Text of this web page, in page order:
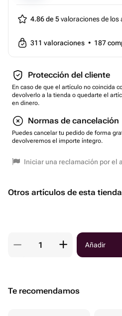
4.86 de 5valoraciones de los
311 valoraciones • 187
Protección del cliente
En caso de que el artículo no coincida
devolverlo a la tienda o quedarte el
en dinero.
Normas de cancelación
Puedes cancelar tu pedido de forma
devolveremos el importe íntegro.
Iniciar una reclamación por el
Otros artículos de esta tienda
Añadir
Te recomendamos